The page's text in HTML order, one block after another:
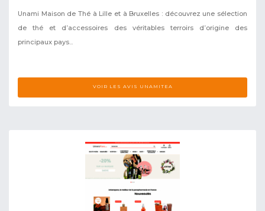
Unami Maison de Thé à Lille et à Bruxelles : découvrez une sélection
de thé et d’accessoires des véritables terroirs d’origine des
principaux pays...
VOIR LES AVIS UNAMITEA